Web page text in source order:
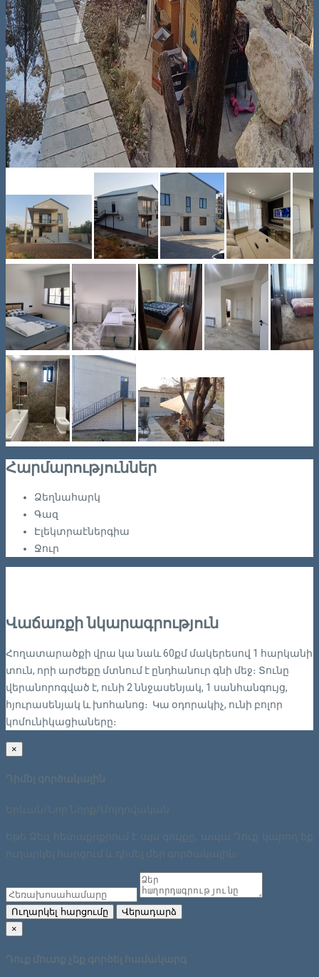
Հարմարություններ
Ձեղնահարկ
Գազ
Էլեկտրաէներգիա
Ջուր
Վաճառքի նկարագրություն
Հողատարածքի վրա կա նաև 60քմ մակերեսով 1 հարկանի
տուն, որի արժեքը մտնում է ընդհանուր գնի մեջ։ Տունը
վերանորոգված է, ունի 2 ննջասենյակ, 1 սանհանգույց,
հյուրասենյակ և խոհանոց։ Կա օդորակիչ, ունի բոլոր
կոմունիկացիաները։
×
Դիմել գործակալին
Երևան/Նոր Նորք/Մոլդովական
Եթե Ձեզ հետաքրքրում է այս գույքը, ապա Դուք կարող եք
ուղարկել հարցում և դիմել մեր գործակալին։
Ուղարկել հարցումը
Վերադարձ
×
Դուք մուտք չեք գործել համակարգ